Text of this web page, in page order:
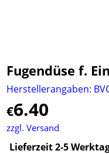
Fugendüse f.
Herstellerangaben:
€6.40
zzgl. Versand
Lieferzeit 2-5